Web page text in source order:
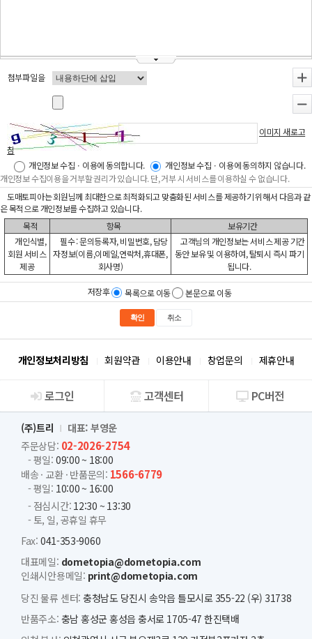
첨부파일을
이미지 새로고
침
개인정보 수집ㆍ이용에 동의합니다.
개인정보 수집ㆍ이용에 동의하지 않습니다.
개인정보 수집이용을 거부할 권리가 있습니다. 단, 거부 시 서비스를 이용하실 수 없습니다.
도매토피아는 회원님께 최대한으로 최적화되고 맞춤화된 서비스를 제공하기 위해서 다음과 같
은 목적으로 개인정보를 수집하고 있습니다.
목적
항목
보유기간
개인식별,
회원 서비스
제공
필수 : 문의등록자, 비밀번호, 담당
자정보(이름,이메일,연락처,휴대폰,
회사명)
고객님의 개인정보는 서비스 제공 기간
동안 보유 및 이용하여, 탈퇴시 즉시 파기
됩니다.
저장후 목록으로 이동 본문으로 이동
확인 취소
개인정보처리방침 회원약관 이용안내 창업문의 제휴안내
회사소개
로그인 고객센터 PC버전
(주)트리
대표: 부영운
주문상담: 02-2026-2754
- 평일: 09:00 ~ 18:00
배송 · 교환 · 반품문의: 1566-6779
- 평일: 10:00 ~ 16:00
- 점심시간: 12:30 ~ 13:30
- 토, 일, 공휴일 휴무
Fax: 041-353-9060
대표메일: dometopia@dometopia.com
인쇄시안용메일: print@dometopia.com
당진 물류 센터: 충청남도 당진시 송악읍 틀모시로 355-22 (우) 31738
반품주소: 충남 홍성군 홍성읍 충서로 1705-47 한진택배